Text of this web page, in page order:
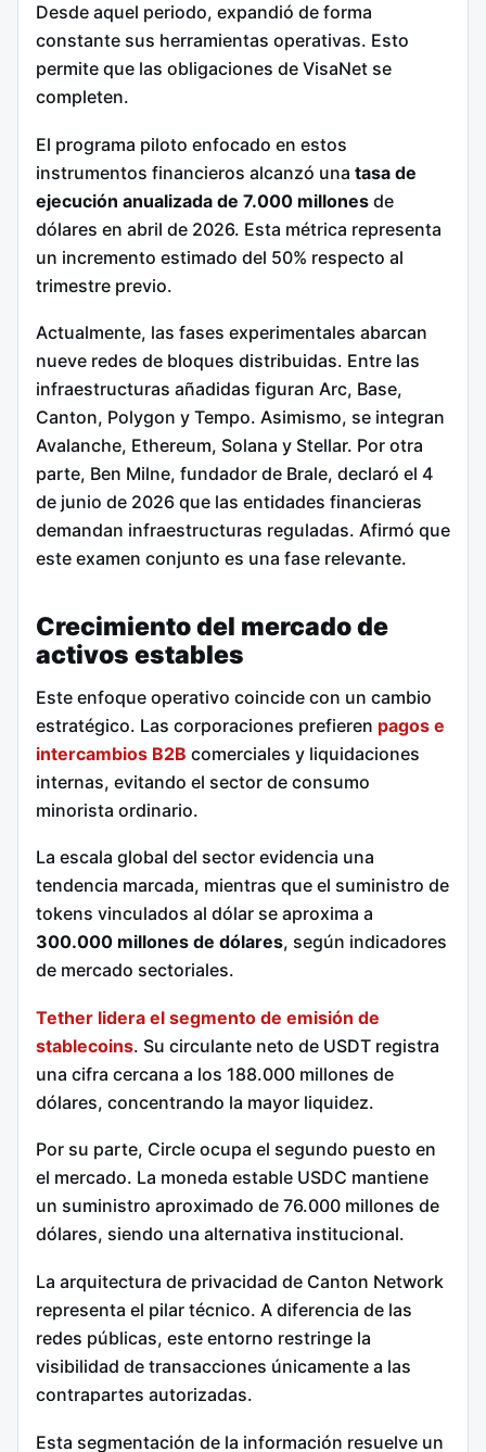
Desde aquel periodo, expandió de forma
constante sus herramientas operativas. Esto
permite que las obligaciones de VisaNet se
completen.
El programa piloto enfocado en estos
instrumentos financieros alcanzó una tasa de
ejecución anualizada de 7.000 millones de
dólares en abril de 2026. Esta métrica representa
un incremento estimado del 50% respecto al
trimestre previo.
Actualmente, las fases experimentales abarcan
nueve redes de bloques distribuidas. Entre las
infraestructuras añadidas figuran Arc, Base,
Canton, Polygon y Tempo. Asimismo, se integran
Avalanche, Ethereum, Solana y Stellar. Por otra
parte, Ben Milne, fundador de Brale, declaró el 4
de junio de 2026 que las entidades financieras
demandan infraestructuras reguladas. Afirmó que
este examen conjunto es una fase relevante.
Crecimiento del mercado de
activos estables
Este enfoque operativo coincide con un cambio
estratégico. Las corporaciones prefieren pagos e
intercambios B2B comerciales y liquidaciones
internas, evitando el sector de consumo
minorista ordinario.
La escala global del sector evidencia una
tendencia marcada, mientras que el suministro de
tokens vinculados al dólar se aproxima a
300.000 millones de dólares, según indicadores
de mercado sectoriales.
Tether lidera el segmento de emisión de
stablecoins. Su circulante neto de USDT registra
una cifra cercana a los 188.000 millones de
dólares, concentrando la mayor liquidez.
Por su parte, Circle ocupa el segundo puesto en
el mercado. La moneda estable USDC mantiene
un suministro aproximado de 76.000 millones de
dólares, siendo una alternativa institucional.
La arquitectura de privacidad de Canton Network
representa el pilar técnico. A diferencia de las
redes públicas, este entorno restringe la
visibilidad de transacciones únicamente a las
contrapartes autorizadas.
Esta segmentación de la información resuelve un